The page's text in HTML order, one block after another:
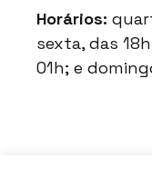
Horários:
sexta, das
01h; e